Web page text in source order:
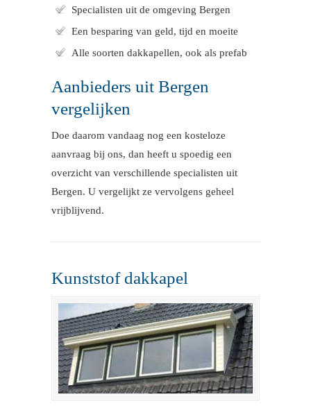
Specialisten uit de omgeving Bergen
Een besparing van geld, tijd en moeite
Alle soorten dakkapellen, ook als prefab
Aanbieders uit Bergen
vergelijken
Doe daarom vandaag nog een kosteloze
aanvraag bij ons, dan heeft u spoedig een
overzicht van verschillende specialisten uit
Bergen. U vergelijkt ze vervolgens geheel
vrijblijvend.
Kunststof dakkapel